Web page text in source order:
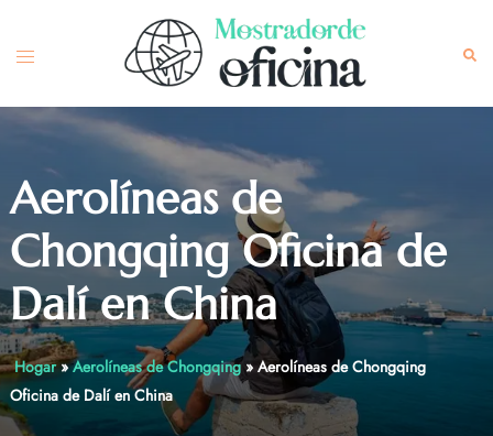
content
Toggle
Aerolíneas de
Chongqing Oficina de
Dalí en China
Hogar»Aerolíneas de Chongqing»Aerolíneas de Chongqing
Oficina de Dalí en China